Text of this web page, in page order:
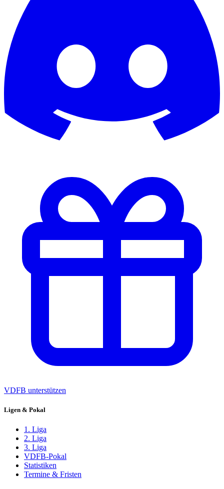
VDFB unterstützen
Ligen & Pokal
1. Liga
2. Liga
3. Liga
VDFB-Pokal
Statistiken
Termine & Fristen